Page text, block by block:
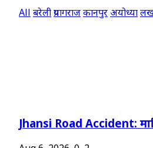
Allबरेलीप्रयागराजकानपुरअयोध्या
Jhansi Road Accident: